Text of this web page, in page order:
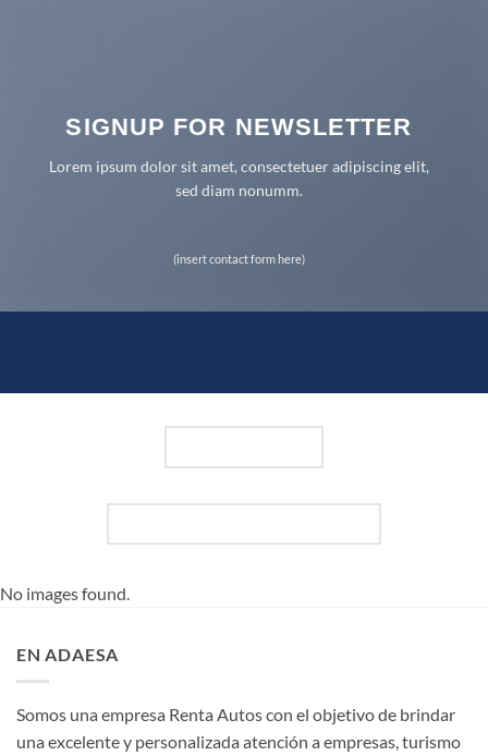
SIGNUP FOR NEWSLETTER
Lorem ipsum dolor sit amet, consectetuer adipiscing elit,
sed diam nonumm.
(insert contact form here)
No images found.
EN ADAESA
Somos una empresa Renta Autos con el objetivo de brindar
una excelente y personalizada atención a empresas, turismo